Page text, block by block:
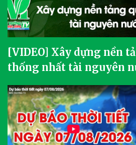
[VIDEO] Xây dựng nền
thống nhất tài nguyên